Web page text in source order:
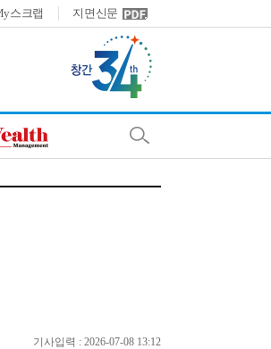
스크랩 지면신문
기사입력 : 2026-07-08 13:12